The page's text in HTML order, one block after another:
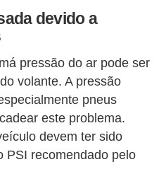
devido a
pressão do ar pode ser
volante. A pressão
pneus
este problema.
devem ter sido
PSI recomendado pelo